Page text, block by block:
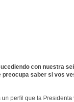
con nuestra
saber si vos
perfil que la